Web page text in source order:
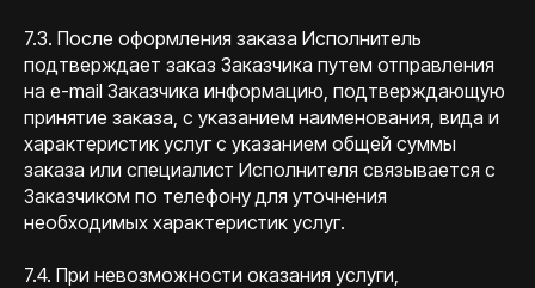
7.3. После оформления заказа Исполнитель
подтверждает заказ Заказчика путем отправления
на e-mail Заказчика информацию, подтверждающую
принятие заказа, с указанием наименования, вида и
характеристик услуг с указанием общей суммы
заказа или специалист Исполнителя связывается с
Заказчиком по телефону для уточнения
необходимых характеристик услуг.
7.4. При невозможности оказания услуги,